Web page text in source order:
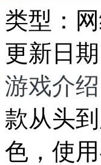
类型：
更新日期
游戏介绍
款从头
色，使